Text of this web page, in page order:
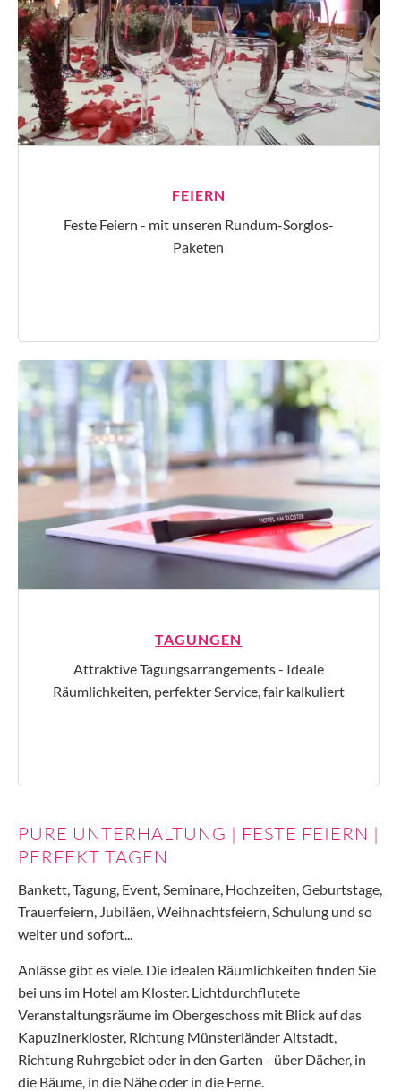
FEIERN
Feste Feiern - mit unseren Rundum-Sorglos-
Paketen
TAGUNGEN
Attraktive Tagungsarrangements - Ideale
Räumlichkeiten, perfekter Service, fair kalkuliert
PURE UNTERHALTUNG | FESTE FEIERN |
PERFEKT TAGEN
Bankett, Tagung, Event, Seminare, Hochzeiten, Geburtstage,
Trauerfeiern, Jubiläen, Weihnachtsfeiern, Schulung und so
weiter und sofort...
Anlässe gibt es viele. Die idealen Räumlichkeiten finden Sie
bei uns im Hotel am Kloster. Lichtdurchflutete
Veranstaltungsräume im Obergeschoss mit Blick auf das
Kapuzinerkloster, Richtung Münsterländer Altstadt,
Richtung Ruhrgebiet oder in den Garten - über Dächer, in
die Bäume, in die Nähe oder in die Ferne.